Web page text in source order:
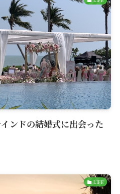
ンドの結婚式に出会った
LIFE